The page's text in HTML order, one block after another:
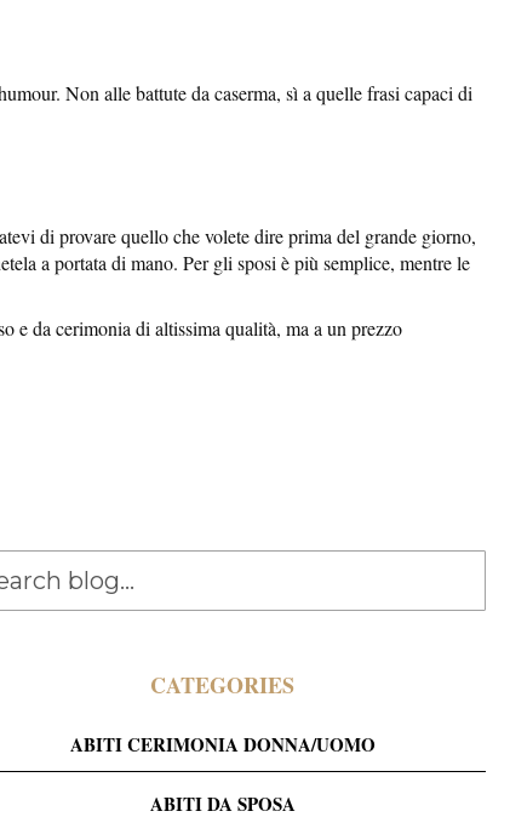
Non alle battute da caserma, sì a quelle frasi capaci di
di provare quello che volete dire prima del grande giorno,
a portata di mano. Per gli sposi è più semplice, mentre le
e da cerimonia di altissima qualità, ma a un prezzo
CATEGORIES
ABITI CERIMONIA DONNA/UOMO
ABITI DA SPOSA